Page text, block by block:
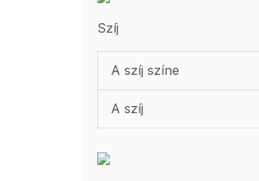
Szíj
A szíj színe
A szíj